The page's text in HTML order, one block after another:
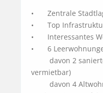
•	Zentrale Stadtlage
•	Top Infrastruktur
•	Interessantes Wertsteigerungspotenzial
•	6 Leerwohnungen
vermietbar)